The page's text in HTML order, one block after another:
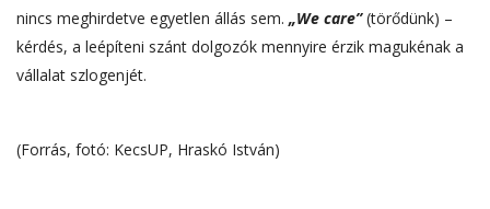
nincs meghirdetve egyetlen állás sem. „We care”(törődünk) –
kérdés, a leépíteni szánt dolgozók mennyire érzik magukénak a
vállalat szlogenjét.
(Forrás, fotó: KecsUP, Hraskó István)